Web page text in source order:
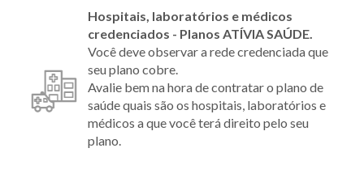
Hospitais, laboratórios e médicos
credenciados - Planos ATÍVIA SAÚDE.
Você deve observar a rede credenciada que
seu plano cobre.
Avalie bem na hora de contratar o plano de
saúde quais são os hospitais, laboratórios e
médicos a que você terá direito pelo seu
plano.